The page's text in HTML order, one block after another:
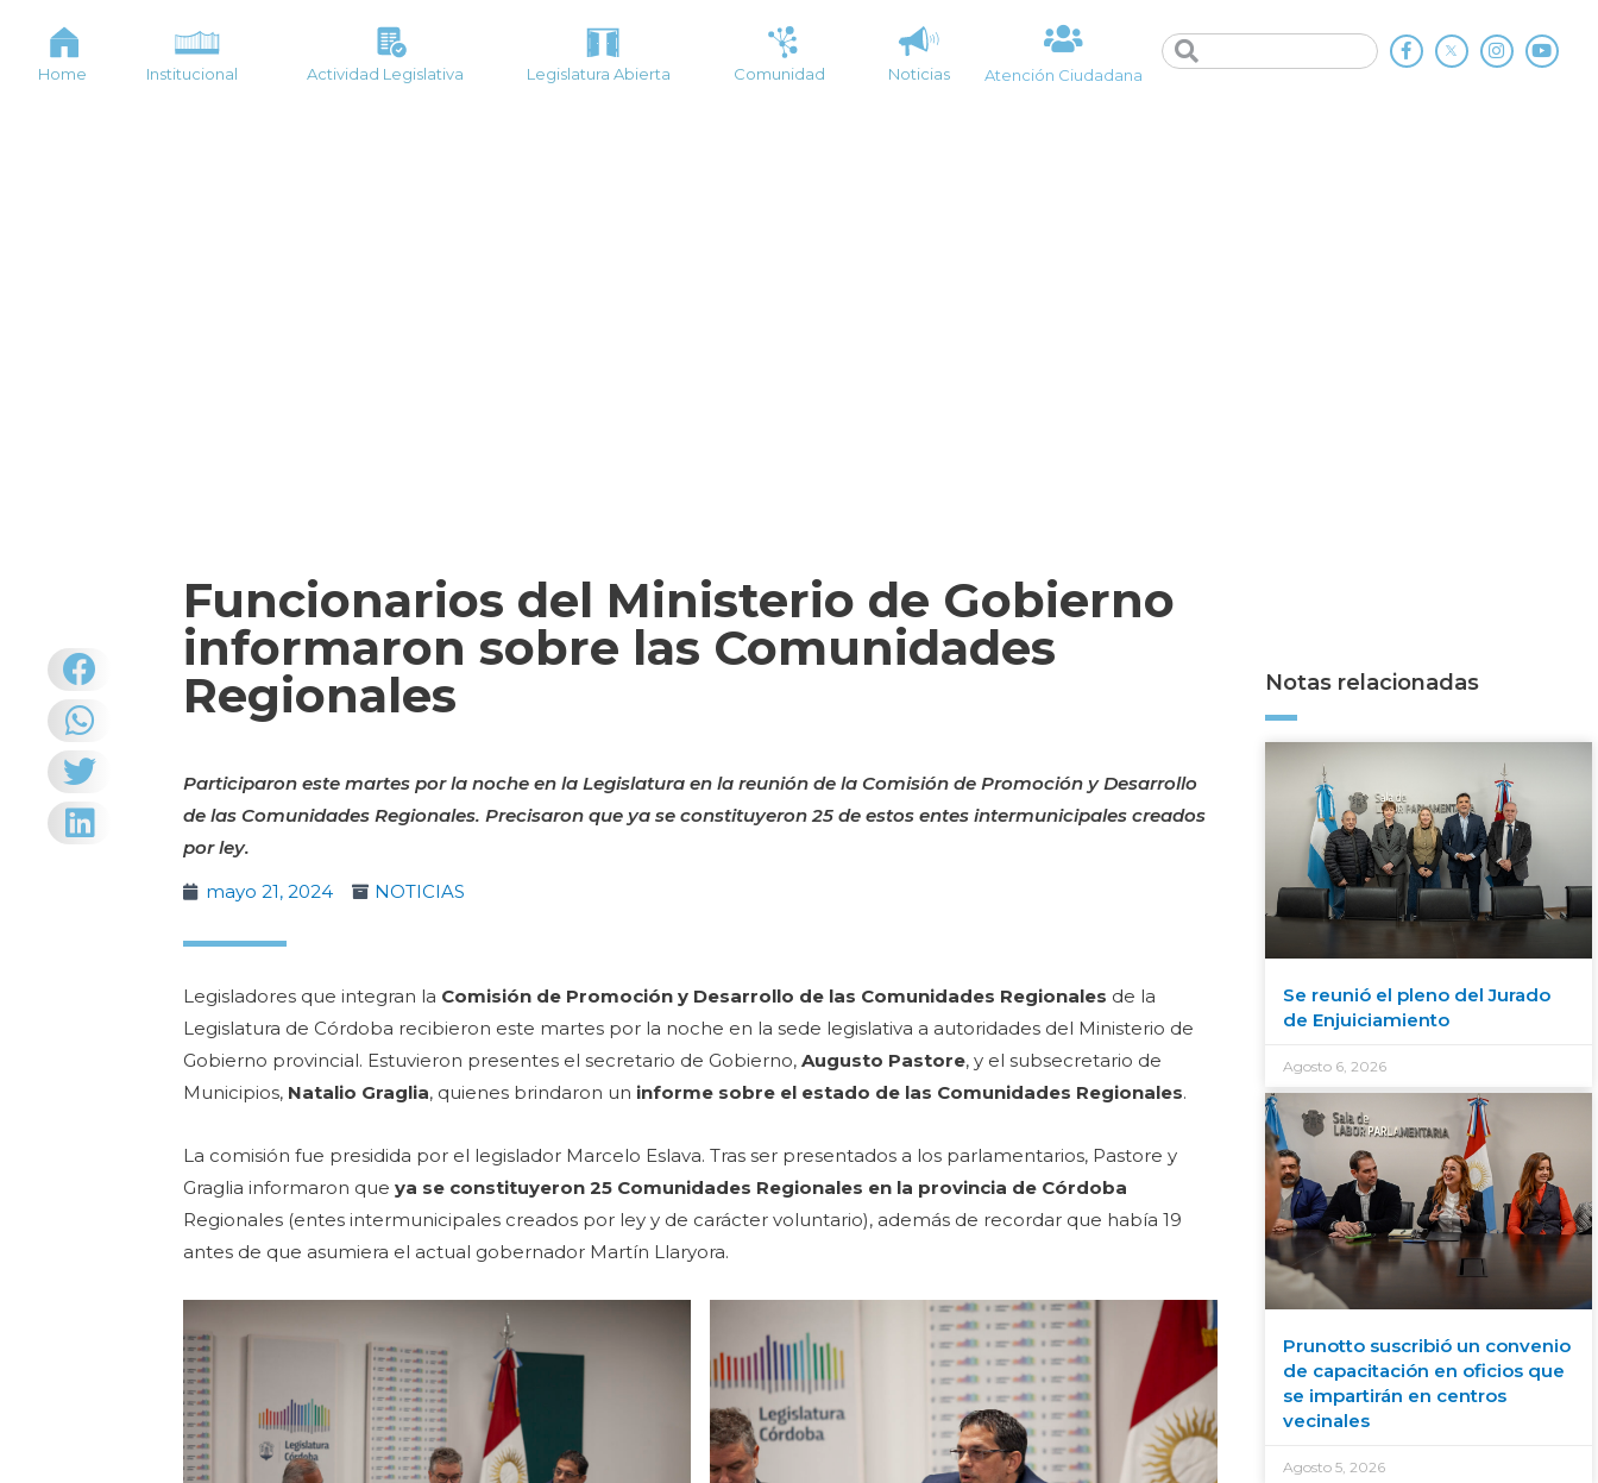
Home Institucional Actividad Legislativa Legislatura Abierta Comunidad Noticias Atención Ciudadana
Funcionarios del Ministerio de Gobierno
informaron sobre las Comunidades
Regionales
Participaron este martes por la noche en la Legislatura en la reunión de la Comisión de Promoción y Desarrollo
de las Comunidades Regionales. Precisaron que ya se constituyeron 25 de estos entes intermunicipales creados
por ley.
mayo 21, 2024
NOTICIAS
Legisladores que integran la Comisión de Promoción y Desarrollo de las Comunidades Regionales de la
Legislatura de Córdoba recibieron este martes por la noche en la sede legislativa a autoridades del Ministerio de
Gobierno provincial. Estuvieron presentes el secretario de Gobierno,Augusto Pastore, y el subsecretario de
Municipios, Natalio Graglia, quienes brindaron un informe sobre el estado de las Comunidades Regionales.
La comisión fue presidida por el legislador Marcelo Eslava. Tras ser presentados a los parlamentarios, Pastore y
Graglia informaron queya se constituyeron 25 Comunidades Regionales en la provincia de Córdoba
Regionales (entes intermunicipales creados por ley y de carácter voluntario), además de recordar que había 19
antes de que asumiera el actual gobernador Martín Llaryora.
Notas relacionadas
Se reunió el pleno del Jurado
de Enjuiciamiento
Agosto 6, 2026
Prunotto suscribió un convenio
de capacitación en oficios que
se impartirán en centros
vecinales
Agosto 5, 2026